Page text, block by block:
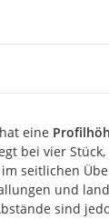
hat eine
bei vier
seitlichen
und
sind